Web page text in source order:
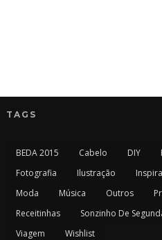
TAGS
BEDA 2015 Cabelo DIY
Fotografia
Ilustração
Moda
Música Outros
Receitinhas
Sonzinho De
Viagem
Wishlist